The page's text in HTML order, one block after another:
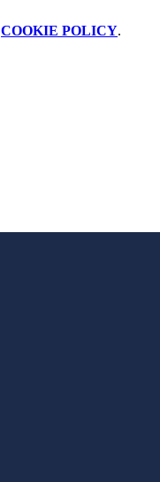
COOKIE POLICY.